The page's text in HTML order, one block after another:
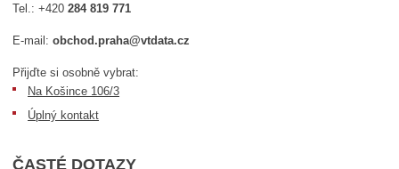
Tel.:+420284 819 771
E-mail:obchod.praha@vtdata.cz
Přijďte si osobně vybrat:
Na Košince 106/3
Úplný kontakt
ČASTÉ DOTAZY